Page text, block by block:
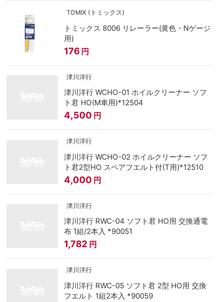
TOMIX (トミックス)
トミックス 8006 リレーラー(黄色・Nゲージ
用)
176 円
津川洋行
津川洋行 WCHO-01 ホイルクリーナー ソフ
ト君 HO(M車用)*12504
4,500 円
津川洋行
津川洋行 WCHO-02 ホイルクリーナー ソフ
ト君2型HO スペアフエルト付(T用)*12510
4,000 円
津川洋行
津川洋行 RWC-04 ソフト君 HO用 交換通電
布 1組/2本入 *90051
1,782 円
津川洋行
津川洋行 RWC-05 ソフト君 2型 HO用 交換
フエルト 1組2本入 *90059